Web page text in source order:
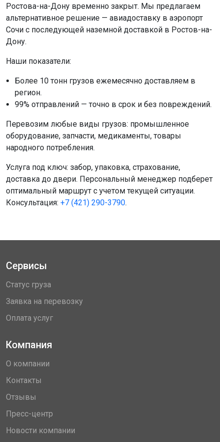
Ростова-на-Дону временно закрыт. Мы предлагаем
альтернативное решение — авиадоставку в аэропорт
Сочи с последующей наземной доставкой в Ростов-на-
Дону.
Наши показатели:
Более 10 тонн грузов ежемесячно доставляем в
регион.
99% отправлений — точно в срок и без повреждений.
Перевозим любые виды грузов: промышленное
оборудование, запчасти, медикаменты, товары
народного потребления.
Услуга под ключ: забор, упаковка, страхование,
доставка до двери. Персональный менеджер подберет
оптимальный маршрут с учетом текущей ситуации.
Консультация: +7 (421) 290-3790.
Сервисы
Статус груза
Заявка на перевозку
Оплата услуг
Компания
О компании
Контакты
Отзывы
Пресс-центр
Новости компании